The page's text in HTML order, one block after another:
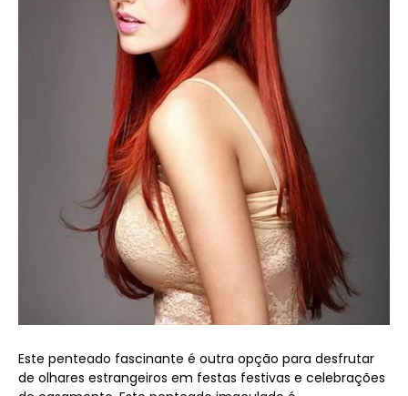
Este penteado fascinante é outra opção para desfrutar
de olhares estrangeiros em festas festivas e celebrações